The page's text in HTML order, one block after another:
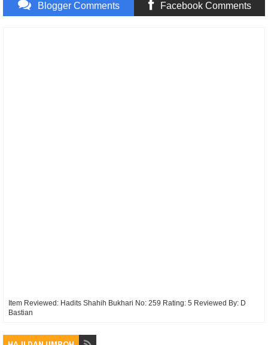
Blogger Comments Facebook Comments
Item Reviewed: Hadits Shahih Bukhari No: 259 Rating: 5 Reviewed By: D
Bastian